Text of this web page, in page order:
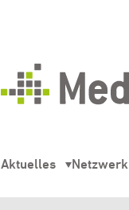
Aktuelles Netzwerk